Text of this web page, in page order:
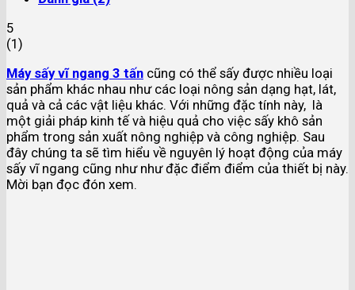
5
(1)
Máy sấy vĩ ngang 3 tấn cũng có thể sấy được nhiều loại
sản phẩm khác nhau như các loại nông sản dạng hạt, lát,
quả và cả các vật liệu khác. Với những đặc tính này, là
một giải pháp kinh tế và hiệu quả cho việc sấy khô sản
phẩm trong sản xuất nông nghiệp và công nghiệp. Sau
đây chúng ta sẽ tìm hiểu về nguyên lý hoạt động của máy
sấy vĩ ngang cũng như như đặc điểm điểm của thiết bị này.
Mời bạn đọc đón xem.